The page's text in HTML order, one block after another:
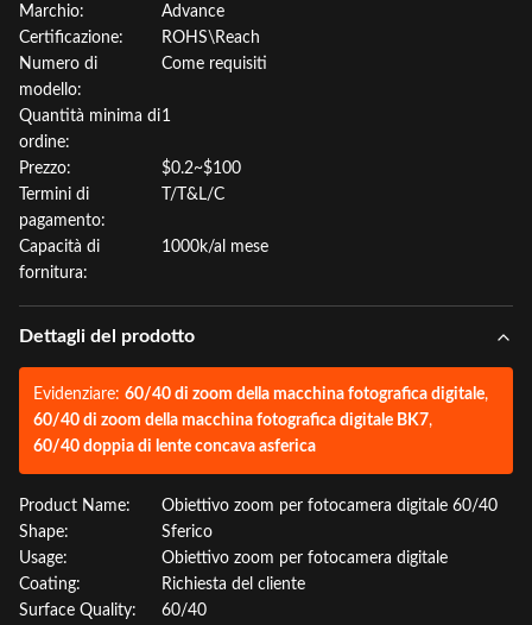
Marchio:
Advance
Certificazione:
ROHS\Reach
Numero di
modello:
Come requisiti
Quantità minima di
ordine:
1
Prezzo:
$0.2~$100
Termini di
pagamento:
T/T&L/C
Capacità di
fornitura:
1000k/al mese
Dettagli del prodotto
Evidenziare: 60/40 di zoom della macchina fotografica digitale,
60/40 di zoom della macchina fotografica digitale BK7,
60/40 doppia di lente concava asferica
Product Name:
Obiettivo zoom per fotocamera digitale 60/40
Shape:
Sferico
Usage:
Obiettivo zoom per fotocamera digitale
Coating:
Richiesta del cliente
Surface Quality:
60/40